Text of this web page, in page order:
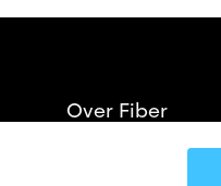
Over Fiber